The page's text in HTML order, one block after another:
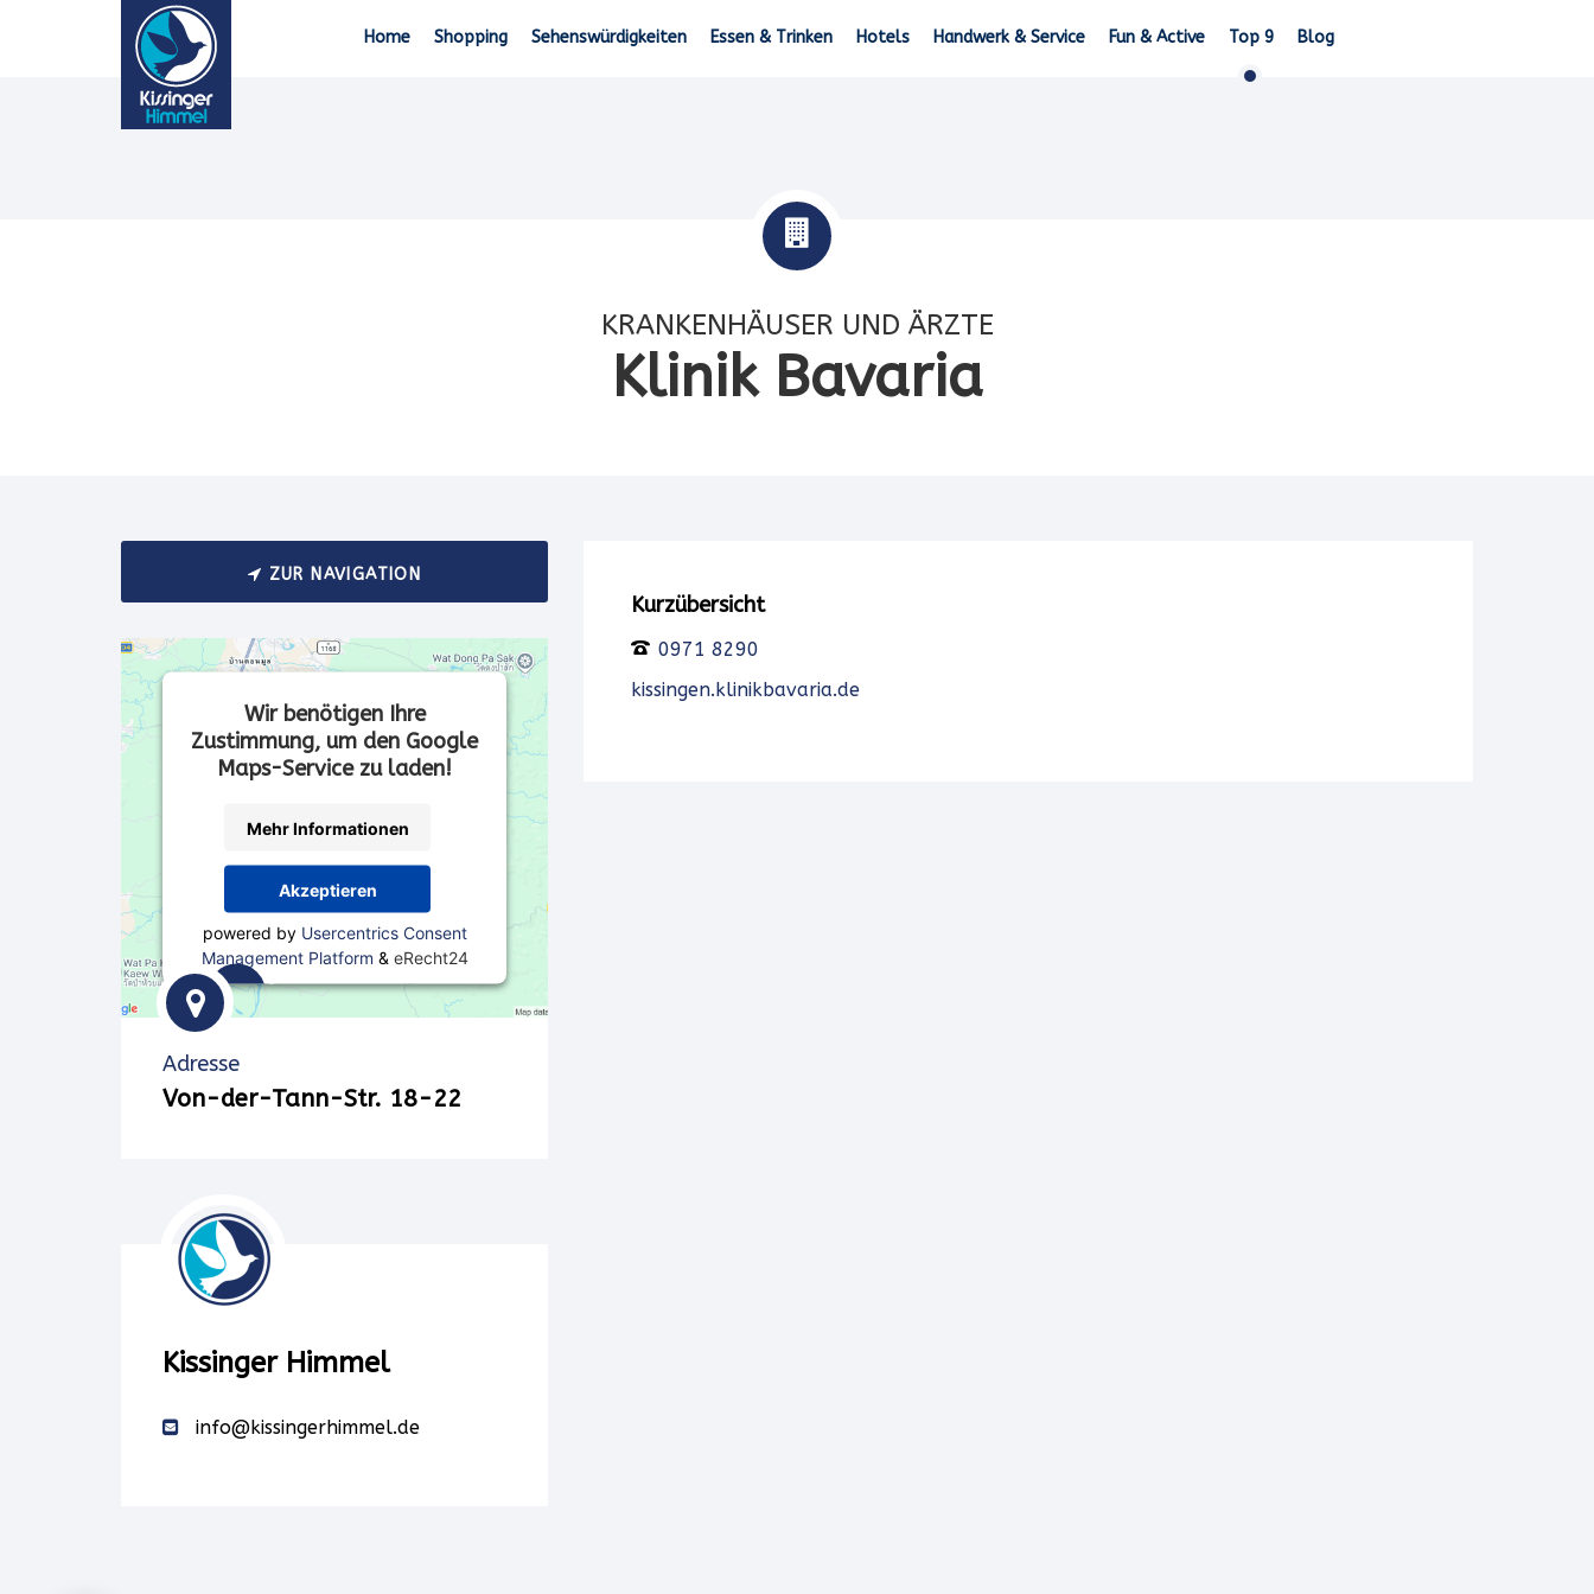
Home Shopping Sehenswürdigkeiten Essen & Trinken Hotels Handwerk & Service Fun & Active Top 9 Blog
KRANKENHÄUSER UND ÄRZTE
Klinik Bavaria
ZUR NAVIGATION
Wir benötigen Ihre
Zustimmung, um den Google
Maps-Service zu laden!
Wir
verwenden
einen
Drittanbieters,
um
Karteninhalte
Dieser
Mehr Informationen
Akzeptieren
powered by Usercentrics Consent
Management Platform & eRecht24
Adresse
Von-der-Tann-Str. 18-22
Kissinger Himmel
info@kissingerhimmel.de
Kurzübersicht
0971 8290
kissingen.klinikbavaria.de